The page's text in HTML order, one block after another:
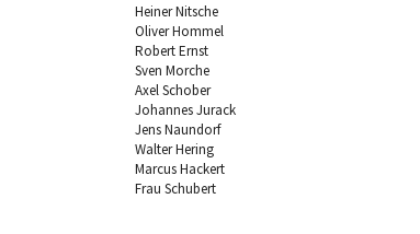
Heiner Nitsche
Oliver Hommel
Robert Ernst
Sven Morche
Axel Schober
Johannes Jurack
Jens Naundorf
Walter Hering
Marcus Hackert
Frau Schubert